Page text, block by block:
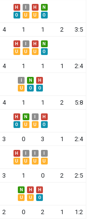
H H
N
O
U U O
4 1 1 2 3:5
H H
N
U
U U O
4 1 1 1 2:4
N
H
U
O O
4 1 1 2 5:8
H N
H
O
U U O
3 0 3 1 2:4
H
U
U U U
3 1 0 2 2:5
N H
H
U
U O
2 0 2 1 1:2